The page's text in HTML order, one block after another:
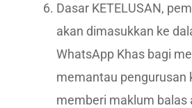
Dasar KETELUSAN,
akan dimasukkan ke
WhatsApp Khas bagi
memantau pengurusan
memberi maklum balas